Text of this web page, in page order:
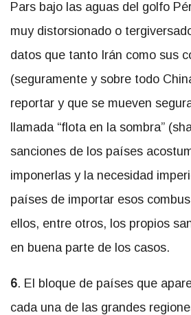
Pars bajo las aguas del golfo
muy distorsionado o
datos que tanto Irán como sus
(seguramente y sobre todo
reportar y que se mueven
llamada “flota en la sombra”
sanciones de los países
imponerlas y la necesidad
países de importar esos
ellos, entre otros, los propios
en buena parte de los casos.
6. El bloque de países que
cada una de las grandes